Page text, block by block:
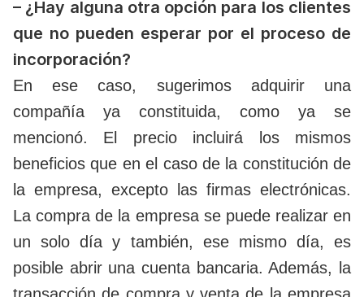
– ¿Hay alguna otra opción para los clientes
que no pueden esperar por el proceso de
incorporación?
En ese caso, sugerimos adquirir una
compañía ya constituida, como ya se
mencionó. El precio incluirá los mismos
beneficios que en el caso de la constitución de
la empresa, excepto las firmas electrónicas.
La compra de la empresa se puede realizar en
un solo día y también, ese mismo día, es
posible abrir una cuenta bancaria. Además, la